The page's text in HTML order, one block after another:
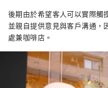
後期由於希望客人可以實際觸
並親自提供意見與客戶溝通，
處兼咖啡店。